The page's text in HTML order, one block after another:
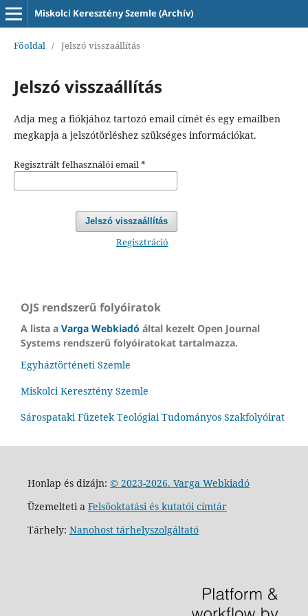
Miskolci Keresztény Szemle (Archív)
Főoldal / Jelszó visszaállítás
Jelszó visszaállítás
Adja meg a fiókjához tartozó email címét és egy emailben
megkapja a jelszótörléshez szükséges információkat.
Regisztrált felhasználói email*
Jelszó visszaállítás
Regisztráció
OJS rendszerű folyóiratok
A lista a Varga Webkiadó által kezelt Open Journal
Systems rendszerű folyóiratokat tartalmazza.
Egyháztörténeti Szemle
Miskolci Keresztény Szemle
Sárospataki Füzetek Teológiai Tudományos Szakfolyóirat
Honlap és dizájn: © 2023-2026. Varga Webkiadó
Üzemelteti a Felsőoktatási és kutatói címtár
Tárhely: Nanohost tárhelyszolgáltató